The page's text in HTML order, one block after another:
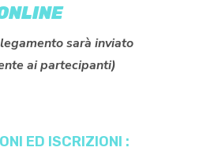
sarà inviato
ai partecipanti)
ED ISCRIZIONI :